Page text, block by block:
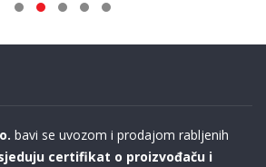
bavi se uvozom i prodajom rabljenih
certifikat o proizvođaču i